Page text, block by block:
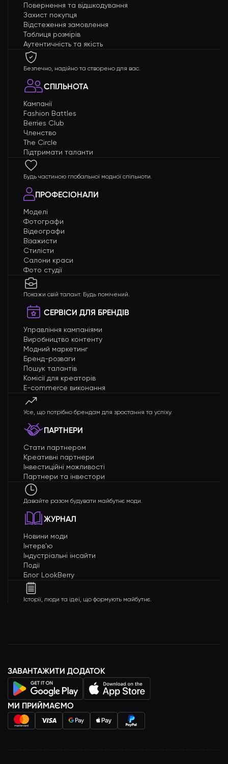
Повернення та відшкодування
Захист покупця
Відстеження замовлення
Таблиця розмірів
Аутентичність та якість
Безпечно, надійно та створено для вас.
СПІЛЬНОТА
Кампанії
Fashion Battles
Berries Club
Членство
The Circle
Підтримати таланти
Будь частиною глобальної модної спільноти.
ПРОФЕСІОНАЛИ
Моделі
Фотографи
Відеографи
Візажисти
Стилісти
Салони краси
Фото студії
Покажи свій талант. Будь помічений.
СЕРВІСИ ДЛЯ БРЕНДІВ
Управління кампаніями
Виробництво контенту
Модний маркетинг
Бренд-розваги
Пошук талантів
Комісії для креаторів
E-commerce виконання
Усе, що потрібно брендам для зростання та успіху.
ПАРТНЕРИ
Стати партнером
Креативні партнери
Інвестиційні можливості
Партнери та інвестори
Давайте разом будувати майбутнє моди.
ЖУРНАЛ
Новини моди
Інтерв'ю
Індустріальні інсайти
Події
Блог LookBerry
Історії, люди та ідеї, що формують майбутнє.
ЗАВАНТАЖИТИ ДОДАТОК
МИ ПРИЙМАЄМО